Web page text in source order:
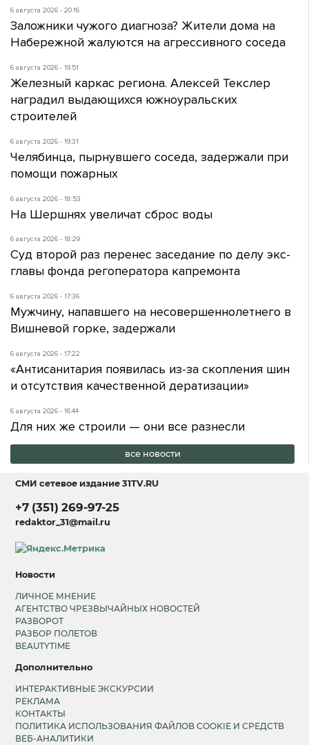
6 августа 2026 - 20:16
Заложники чужого диагноза? Жители дома на
Набережной жалуются на агрессивного соседа
6 августа 2026 - 19:51
Железный каркас региона. Алексей Текслер
наградил выдающихся южноуральских
строителей
6 августа 2026 - 19:31
Челябинца, пырнувшего соседа, задержали при
помощи пожарных
6 августа 2026 - 18:53
На Шершнях увеличат сброс воды
6 августа 2026 - 18:29
Суд второй раз перенес заседание по делу экс-
главы фонда регоператора капремонта
6 августа 2026 - 17:36
Мужчину, напавшего на несовершеннолетнего в
Вишневой горке, задержали
6 августа 2026 - 17:22
«Антисанитария появилась из-за скопления шин
и отсутствия качественной дератизации»
6 августа 2026 - 16:44
Для них же строили — они все разнесли
все новости
СМИ сетевое издание31TV.RU
+7 (351) 269-97-25
redaktor_31@mail.ru
Новости
ЛИЧНОЕ МНЕНИЕ
АГЕНТСТВО ЧРЕЗВЫЧАЙНЫХ НОВОСТЕЙ
РАЗВОРОТ
РАЗБОР ПОЛЕТОВ
BEAUTYTIME
Дополнительно
ИНТЕРАКТИВНЫЕ ЭКСКУРСИИ
РЕКЛАМА
КОНТАКТЫ
ПОЛИТИКА ИСПОЛЬЗОВАНИЯ ФАЙЛОВ COOKIE И СРЕДСТВ
ВЕБ-АНАЛИТИКИ